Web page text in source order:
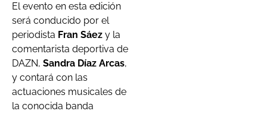
El evento en esta edición
será conducido por el
periodista Fran Sáez y la
comentarista deportiva de
DAZN, Sandra Díaz Arcas,
y contará con las
actuaciones musicales de
la conocida banda